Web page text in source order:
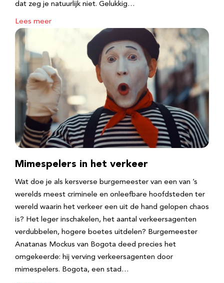
dat zeg je natuurlijk niet. Gelukkig…
Lees meer
Mimespelers in het verkeer
Wat doe je als kersverse burgemeester van een van ’s
werelds meest criminele en onleefbare hoofdsteden ter
wereld waarin het verkeer een uit de hand gelopen chaos
is? Het leger inschakelen, het aantal verkeersagenten
verdubbelen, hogere boetes uitdelen? Burgemeester
Anatanas Mockus van Bogota deed precies het
omgekeerde: hij verving verkeersagenten door
mimespelers. Bogota, een stad…